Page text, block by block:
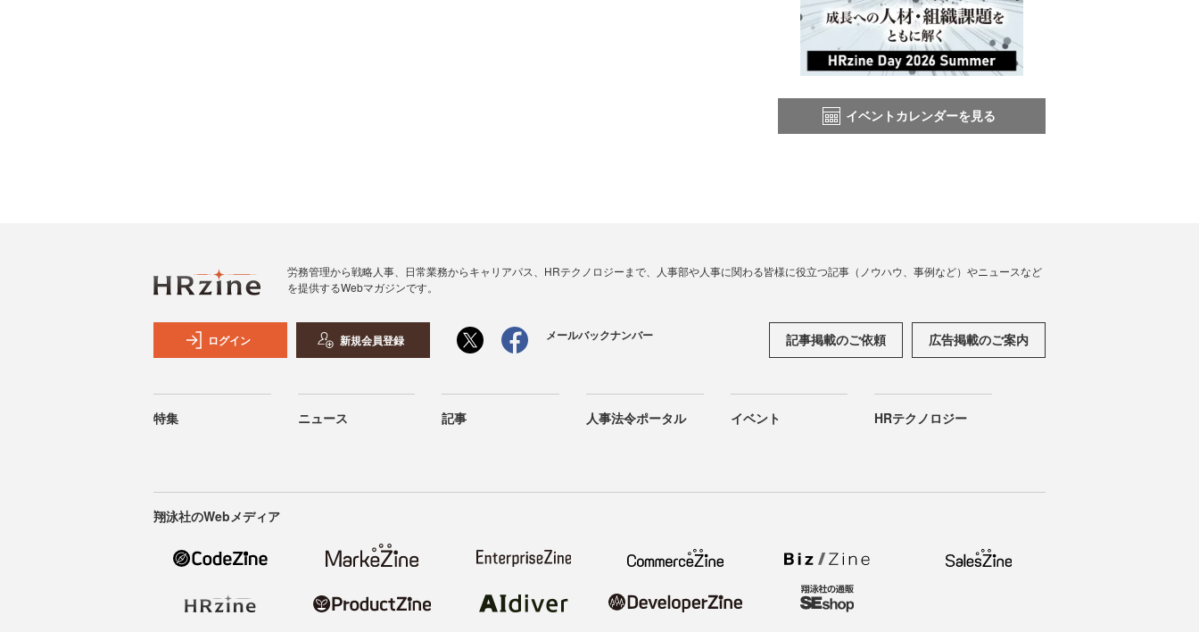
イベントカレンダーを見る
労務管理から戦略人事、日常業務からキャリアパス、HRテクノロジーまで、人事部や人事に関わる皆様に役立つ記事（ノウハウ、事例など）やニュースなど
を提供するWebマガジンです。
ログイン 新規会員登録 メールバックナンバー 記事掲載のご依頼 広告掲載のご案内
特集 ニュース 記事 人事法令ポータル イベント HRテクノロジー
翔泳社のWebメディア